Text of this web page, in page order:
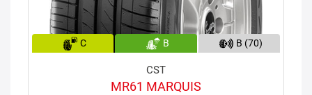
C B B (70)
CST
MR61 MARQUIS